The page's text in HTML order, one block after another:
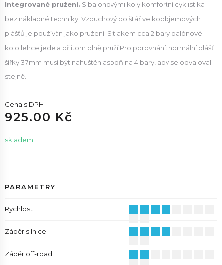
Integrované pružení. S balonovými koly komfortní cyklistika
bez nákladné techniky! Vzduchový polštář velkoobjemových
plášťů je používán jako pružení. S tlakem cca 2 bary balónové
kolo lehce jede a př itom plně pruží.Pro porovnání: normální plášť
šířky 37mm musí být nahuštěn aspoň na 4 bary, aby se odvaloval
stejně.
Cena s DPH
925.00 Kč
skladem
PARAMETRY
Rychlost
Záběr silnice
Záběr off-road